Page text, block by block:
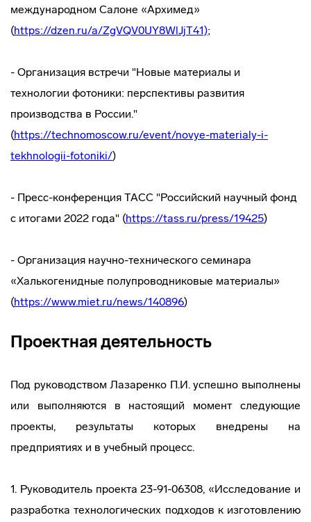
международном Салоне «Архимед»
(https://dzen.ru/a/ZgVQV0UY8WlJjT41);
- Организация встречи "Новые материалы и
технологии фотоники: перспективы развития
производства в России."
(https://technomoscow.ru/event/novye-materialy-i-
tekhnologii-fotoniki/)
- Пресс-конференция ТАСС "Российский научный фонд
с итогами 2022 года" (https://tass.ru/press/19425)
- Организация научно-технического семинара
«Халькогенидные полупроводниковые материалы»
(https://www.miet.ru/news/140896)
Проектная деятельность
Под руководством Лазаренко П.И. успешно выполнены
или выполняются в настоящий момент следующие
проекты, результаты которых внедрены на
предприятиях и в учебный процесс.
1. Руководитель проекта 23-91-06308, «Исследование и
разработка технологических подходов к изготовлению